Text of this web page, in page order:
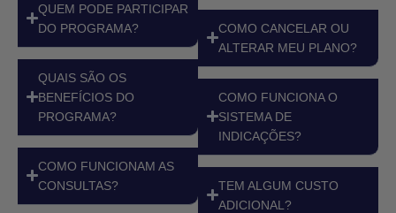
QUEM PODE PARTICIPAR
DO PROGRAMA?
QUAIS SÃO OS
BENEFÍCIOS DO
PROGRAMA?
COMO FUNCIONAM AS
CONSULTAS?
COMO CANCELAR OU
ALTERAR MEU PLANO?
COMO FUNCIONA O
SISTEMA DE
INDICAÇÕES?
TEM ALGUM CUSTO
ADICIONAL?